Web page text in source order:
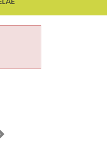
Imagen siguiente